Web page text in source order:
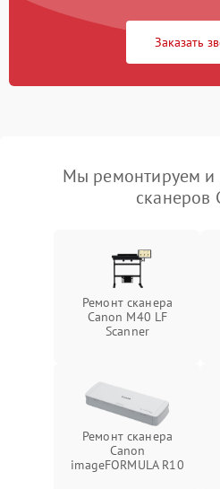
Заказать
Мы ремонтируем и
сканеров
Ремонт сканера
Canon M40 LF
Scanner
Ремонт сканера
Canon
imageFORMULA R10